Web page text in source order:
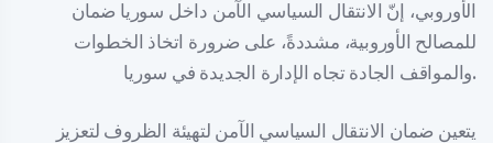
الأوروبي، إنّ الانتقال السياسي الآمن داخل سوريا ضمان
للمصالح الأوروبية، مشددةً، على ضرورة اتخاذ الخطوات
والمواقف الجادة تجاه الإدارة الجديدة في سوريا.
يتعين ضمان الانتقال السياسي الآمن لتهيئة الظروف لتعزيز